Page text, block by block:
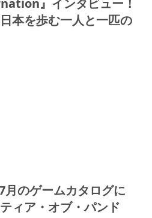
本を歩む一人と一匹の
のゲームカタログに
ィア・オブ・パンド